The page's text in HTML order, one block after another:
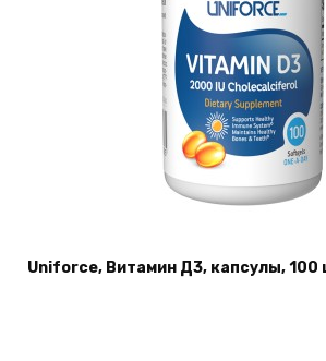
Uniforce, Витамин Д3, капсулы, 100